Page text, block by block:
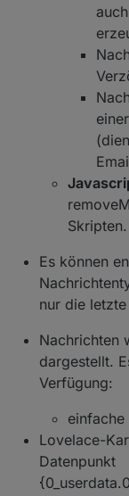
Skripten.
Es können
nur die
Nachrichten
dargestellt.
Verfügung:
einfache
Lovelace-
Datenpunkt